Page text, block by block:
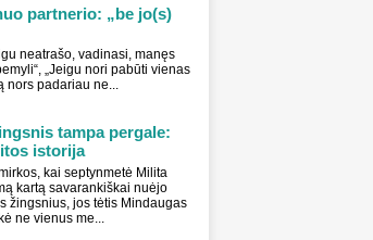
partnerio: „be jo(s)
neatrašo, vadinasi, manęs
„Jeigu nori pabūti vienas
nors padariau ne...
tampa pergale:
istorija
kai septynmetė Milita
kartą savarankiškai nuėjo
žingsnius, jos tėtis Mindaugas
ne vienus me...